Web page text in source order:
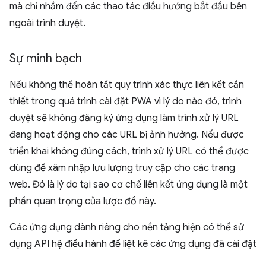
mà chỉ nhắm đến các thao tác điều hướng bắt đầu bên
ngoài trình duyệt.
Sự minh bạch
Nếu không thể hoàn tất quy trình xác thực liên kết cần
thiết trong quá trình cài đặt PWA vì lý do nào đó, trình
duyệt sẽ không đăng ký ứng dụng làm trình xử lý URL
đang hoạt động cho các URL bị ảnh hưởng. Nếu được
triển khai không đúng cách, trình xử lý URL có thể được
dùng để xâm nhập lưu lượng truy cập cho các trang
web. Đó là lý do tại sao cơ chế liên kết ứng dụng là một
phần quan trọng của lược đồ này.
Các ứng dụng dành riêng cho nền tảng hiện có thể sử
dụng API hệ điều hành để liệt kê các ứng dụng đã cài đặt